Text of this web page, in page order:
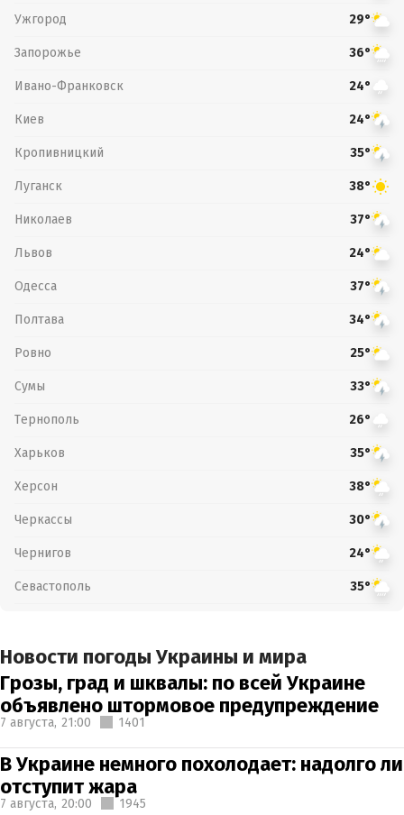
Ужгород 29°
Запорожье 36°
Ивано-Франковск 24°
Киев 24°
Кропивницкий 35°
Луганск 38°
Николаев 37°
Львов 24°
Одесса 37°
Полтава 34°
Ровно 25°
Сумы 33°
Тернополь 26°
Харьков 35°
Херсон 38°
Черкассы 30°
Чернигов 24°
Севастополь 35°
Новости погоды Украины и мира
Грозы, град и шквалы: по всей Украине
объявлено штормовое предупреждение
7 августа, 21:00 1401
В Украине немного похолодает: надолго ли
отступит жара
7 августа, 20:00 1945